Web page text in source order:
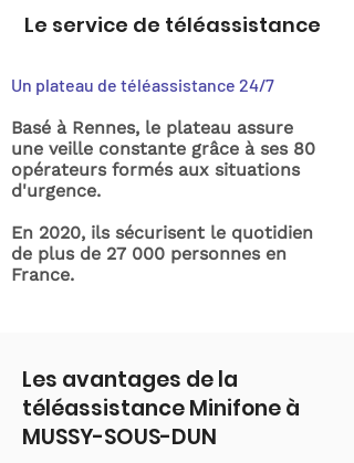
Le service de téléassistance
Un plateau de téléassistance 24/7
Basé à Rennes, le plateau assure
une veille constante grâce à ses 80
opérateurs formés aux situations
d'urgence.
En 2020, ils sécurisent le quotidien
de plus de 27 000 personnes en
France.
Les avantages de la
téléassistance Minifone à
MUSSY-SOUS-DUN